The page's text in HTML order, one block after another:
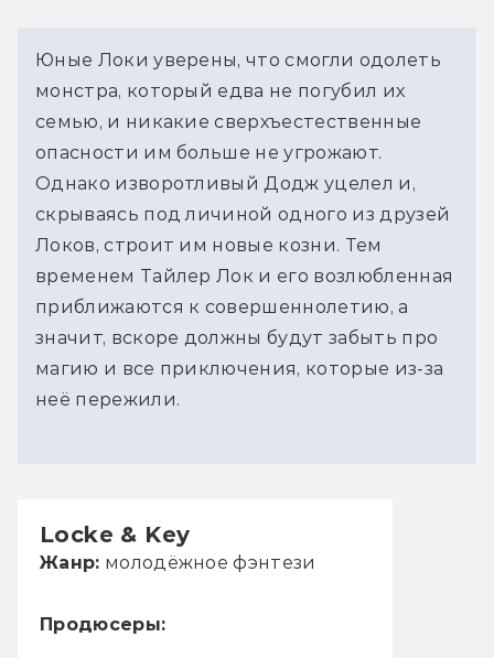
Юные Локи уверены, что смогли одолеть
монстра, который едва не погубил их
семью, и никакие сверхъестественные
опасности им больше не угрожают.
Однако изворотливый Додж уцелел и,
скрываясь под личиной одного из друзей
Локов, строит им новые козни. Тем
временем Тайлер Лок и его возлюбленная
приближаются к совершеннолетию, а
значит, вскоре должны будут забыть про
магию и все приключения, которые из-за
неё пережили.
Locke & Key
Жанр: молодёжное фэнтези
Продюсеры: